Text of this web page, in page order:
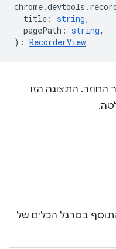
chrome.devtools .
title : string,
pagePath : string,
) : RecorderView
החוזר. התצוגה הזו
בסרגל הכלים של